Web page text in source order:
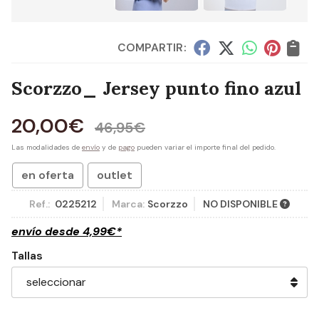
COMPARTIR:
Scorzzo_ Jersey punto fino azul
20,00€ 46,95€
Las modalidades de envío y de pago pueden variar el importe final del pedido.
en oferta outlet
Ref.: 0225212 Marca: Scorzzo NO DISPONIBLE
envío desde 4,99€*
Tallas